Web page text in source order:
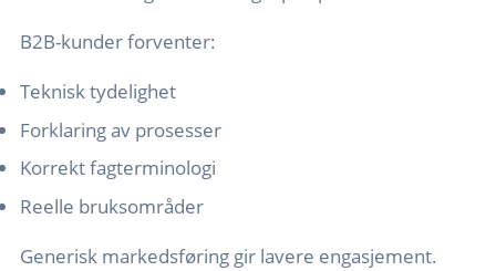
B2B-kunder forventer:
Teknisk tydelighet
Forklaring av prosesser
Korrekt fagterminologi
Reelle bruksområder
Generisk markedsføring gir lavere engasjement.